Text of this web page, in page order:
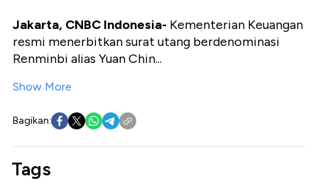
Jakarta, CNBC Indonesia- Kementerian Keuangan
resmi menerbitkan surat utang berdenominasi
Renminbi alias Yuan Chin...
Show More
Bagikan:
Tags